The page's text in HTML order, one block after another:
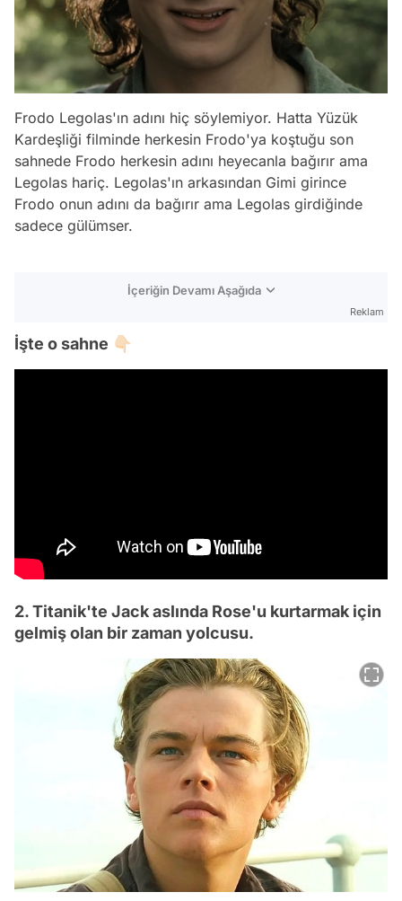
Frodo Legolas'ın adını hiç söylemiyor. Hatta Yüzük
Kardeşliği filminde herkesin Frodo'ya koştuğu son
sahnede Frodo herkesin adını heyecanla bağırır ama
Legolas hariç. Legolas'ın arkasından Gimi girince
Frodo onun adını da bağırır ama Legolas girdiğinde
sadece gülümser.
İçeriğin Devamı Aşağıda
Reklam
İşte o sahne 👇🏻
2. Titanik'te Jack aslında Rose'u kurtarmak için
gelmiş olan bir zaman yolcusu.